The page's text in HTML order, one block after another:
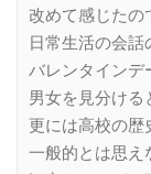
改めて感じたの
日常生活の会話
バレンタインデ
男女を見分ける
更には高校の歴
一般的とは思え